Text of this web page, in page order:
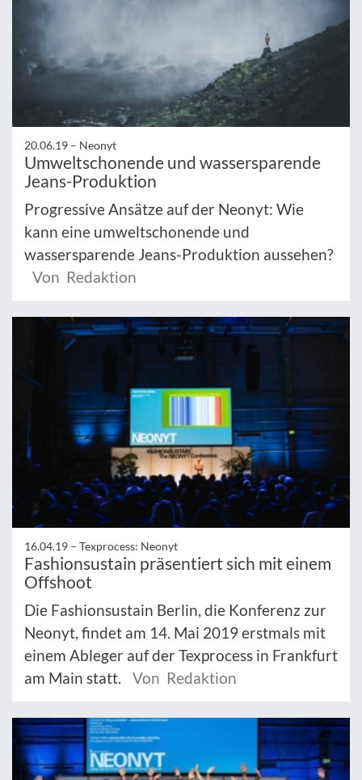
20.06.19 – Neonyt
Umweltschonende und wassersparende
Jeans-Produktion
Progressive Ansätze auf der Neonyt: Wie
kann eine umweltschonende und
wassersparende Jeans-Produktion aussehen?
Von Redaktion
16.04.19 – Texprocess: Neonyt
Fashionsustain präsentiert sich mit einem
Offshoot
Die Fashionsustain Berlin, die Konferenz zur
Neonyt, findet am 14. Mai 2019 erstmals mit
einem Ableger auf der Texprocess in Frankfurt
am Main statt.
Von Redaktion